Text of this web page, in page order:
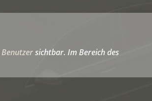
sichtbar. Im Bereich des